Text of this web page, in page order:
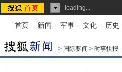
loading...
首页 - 新闻 - 军事 - 文化 - 历史
> 国际要闻 > 时事快报